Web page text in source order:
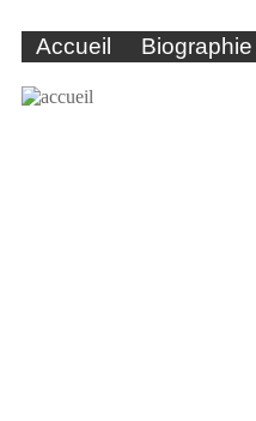
Accueil Biographie